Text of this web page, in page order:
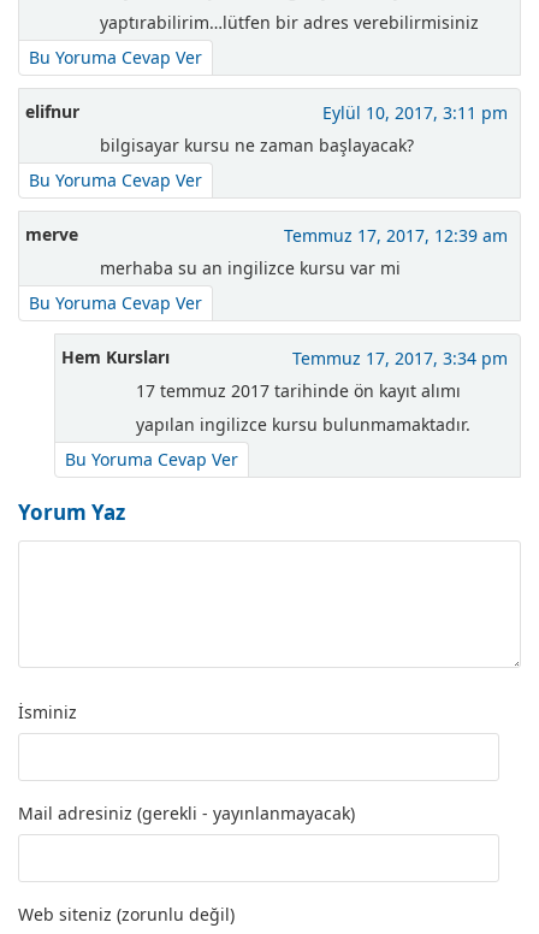
yaptırabilirim…lütfen bir adres verebilirmisiniz
Bu Yoruma Cevap Ver
elifnur
Eylül 10, 2017, 3:11 pm
bilgisayar kursu ne zaman başlayacak?
Bu Yoruma Cevap Ver
merve
Temmuz 17, 2017, 12:39 am
merhaba su an ingilizce kursu var mi
Bu Yoruma Cevap Ver
Hem Kursları
Temmuz 17, 2017, 3:34 pm
17 temmuz 2017 tarihinde ön kayıt alımı
yapılan ingilizce kursu bulunmamaktadır.
Bu Yoruma Cevap Ver
Yorum Yaz
İsminiz
Mail adresiniz (gerekli - yayınlanmayacak)
Web siteniz (zorunlu değil)